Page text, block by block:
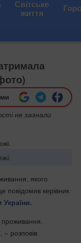
Світське
життя
не зазнали
якого
повідомив керівник
України.
проживання.
– розповів